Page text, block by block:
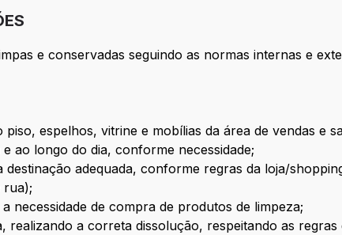
e conservadas seguindo as normas internas e
espelhos, vitrine e mobílias da área de vendas e
ao longo do dia, conforme necessidade;
adequada, conforme regras da loja/
rua);
necessidade de compra de produtos de limpeza;
realizando a correta dissolução, respeitando as